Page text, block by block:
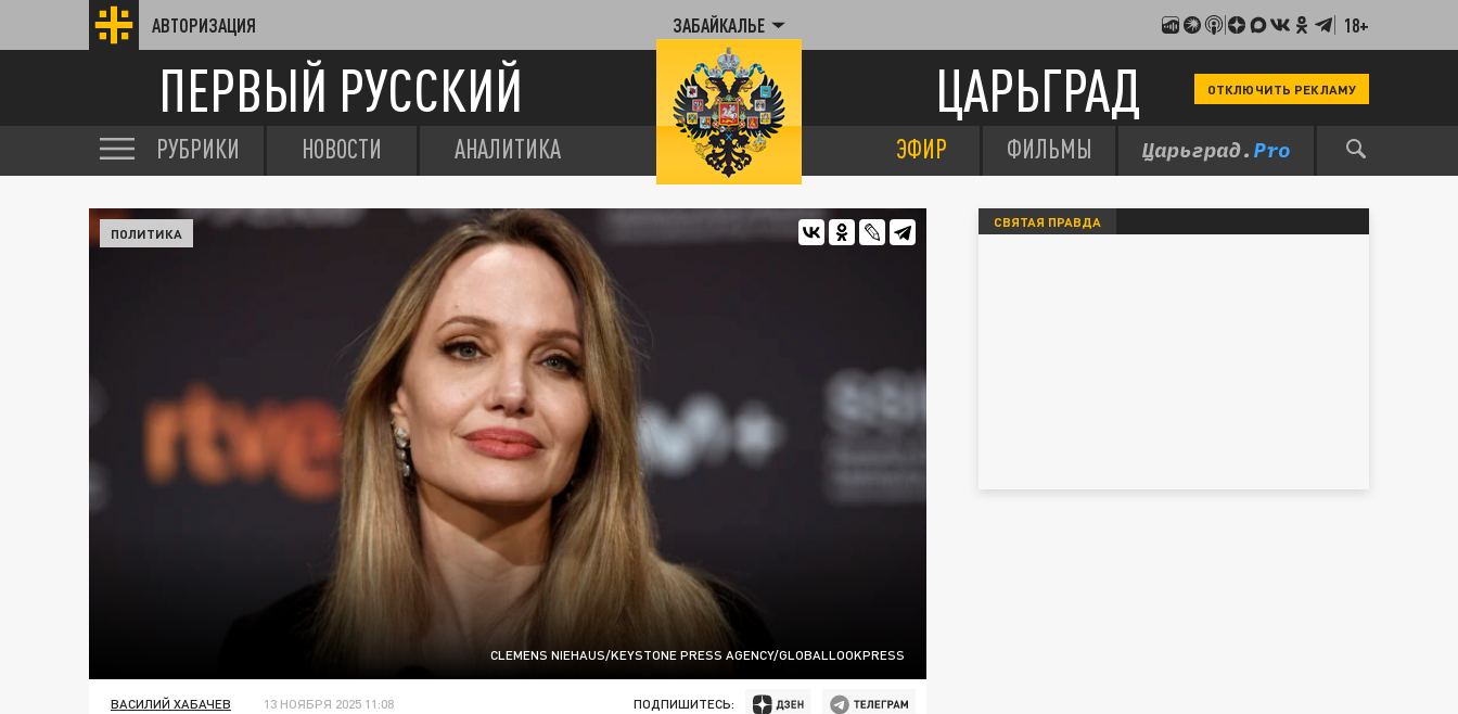
АВТОРИЗАЦИЯ ЗАБАЙКАЛЬЕ 18+
ПЕРВЫЙ РУССКИЙ ЦАРЬГРАД ОТКЛЮЧИТЬ РЕКЛАМУ
РУБРИКИ НОВОСТИ АНАЛИТИКА ЭФИР ФИЛЬМЫ
CLEMENS NIEHAUS/KEYSTONE PRESS AGENCY/GLOBALLOOKPRESS
ПОЛИТИКА
ВАСИЛИЙ ХАБАЧЕВ 13 НОЯБРЯ 2025 11:08 ПОДПИШИТЕСЬ:
СВЯТАЯ ПРАВДА